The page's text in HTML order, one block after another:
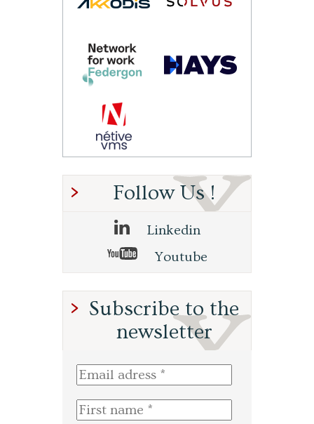
Follow Us !
Linkedin
Youtube
Subscribe to the
newsletter